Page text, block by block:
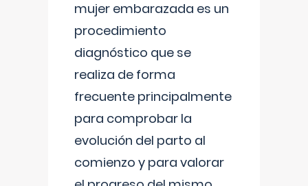
mujer embarazada es un
procedimiento
diagnóstico que se
realiza de forma
frecuente principalmente
para comprobar la
evolución del parto al
comienzo y para valorar